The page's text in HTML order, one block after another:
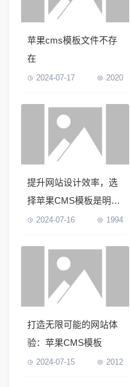
苹果cms模板文件不存
在
2024-07-17 2020
提升网站设计效率，选
择苹果CMS模板是明智
之选！
2024-07-16 1994
打造无限可能的网站体
验：苹果CMS模板
2024-07-15 2012